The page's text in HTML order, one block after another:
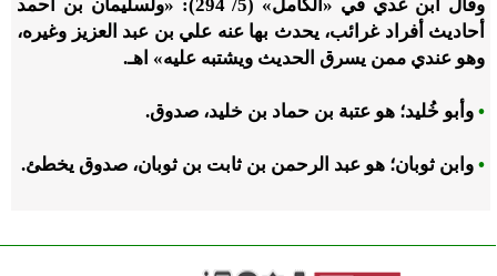
وقال ابن عدي في «الكامل» (5/ 294): «ولسليمان بن أحمد
أحاديث أفراد غرائب، يحدث بها عنه علي بن عبد العزيز وغيره،
وهو عندي ممن يسرق الحديث ويشتبه عليه» اهـ.
• وأبو خُليد؛ هو عتبة بن حماد بن خليد، صدوق.
• وابن ثوبان؛ هو عبد الرحمن بن ثابت بن ثوبان، صدوق يخطئ.